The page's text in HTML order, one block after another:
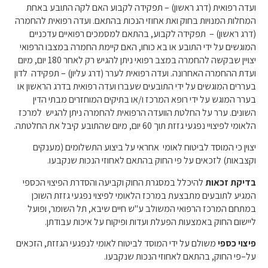
ועדה רפואית(דרג ראשון) –תפקידה לקבוע האם לקה התובע באחת
המחלות המנויות בחוק ואת אחוזי הנכות בהתאם. ועדה רפואית להחמרה
(דרג ראשון) – תפקידה לקבוע,בהתאם למסמכים רפואיים עדכניים
המוגשים על ידי התובע או בא כוחו, האם קיימת החמרה במצבו הרפואי
יצויין שבקשה להחמרה במצב רפואי ניתן להגיש רק לאחר
יום, מיום
ועדת ההחמרה האחרונה. ועדה רפואית לערר(דרג עליון) –תפקידה לדון
בעררים המוגשים על ידי התובעים שעברו ועדה רפואית בדרג הראשון או
בערר המוגש על ידי רופא המרכז ו/או בתיקים המוחזרים מבתי הדין
השונים. ערר על החלטת הוועדה הרפואית להחמרה ניתן להגיש למרכז
הלאומי לפיצויי נפגעי גזזת תוך
יום, מיום שהתובע קיבל את החלטתה.
יצוין כי המוסד לביטוח לאומי אחראי על ביצוע התשלומים(מענקים
וקצבאות) לזכאים על פי החוק בהתאם לאחוזי הנכות שנקבעו.
בדיקתזכאותלהיכלל במסגרת החוק וקביעה והסדרת הפיצוי הכספי
המגיע לתובעים מתבצעת במרכז הלאומי לפיצוי נפגעי גזזת השוכן
במתחם המרכז הרפואי המשולב ע"ש חיים שיבא, תל השומר, ופועל
ליישום החוק באמצעות הפעלת ועדות ופיקוח על איכות עבודתן.
פיצויכספימשולם על ידי המוסד לביטוח לאומי לנפגעי הגזזת, הזכאים
על–פי החוק,בהתאם לאחוזי הנכות שנקבעו.